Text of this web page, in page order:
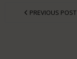
PREVIOUS POST